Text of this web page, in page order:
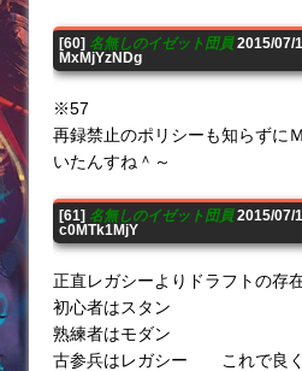
[60] 名無しのイゼット団員2015/07/
MxMjYzNDg
※57
再録禁止のポリシーも知らずに
いたんすね＾～
[61] 名無しのイゼット団員2015/07/
c0MTk1MjY
正直レガシーよりドラフトの存
初心者はスタン
熟練者はモダン
古参兵はレガシー これで良く